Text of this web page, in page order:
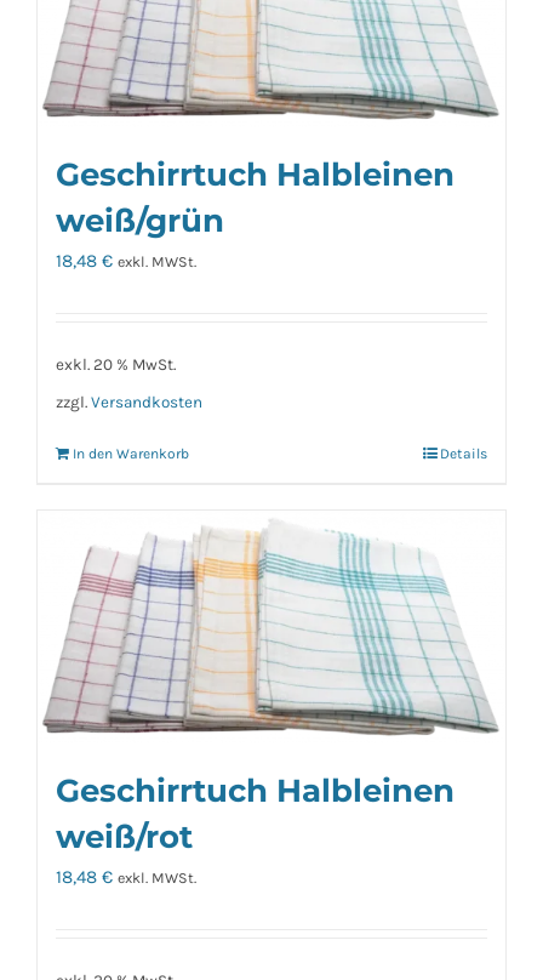
Geschirrtuch Halbleinen
weiß/grün
18,48 € exkl. MWSt.
exkl. 20 % MwSt.
zzgl. Versandkosten
In den Warenkorb Details
Geschirrtuch Halbleinen
weiß/rot
18,48 € exkl. MWSt.